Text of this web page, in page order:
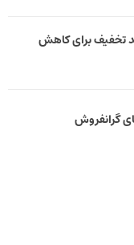
کم‌مصرف‌ها/ ۳۰ درصد تخفیف برای کاهش
گرانفروش